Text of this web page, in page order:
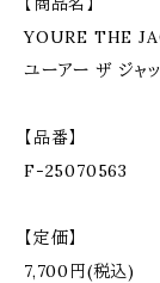
YOURE THE
ユーアー ザ ジャ
【品番】
F-25070563
【定価】
7,700円(税込)